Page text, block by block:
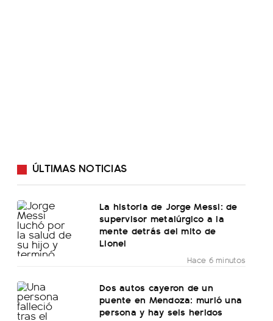
ÚLTIMAS NOTICIAS
La historia de Jorge Messi: de
supervisor metalúrgico a la
mente detrás del mito de
Lionel
Hace 6 minutos
Dos autos cayeron de un
puente en Mendoza: murió una
persona y hay seis heridos